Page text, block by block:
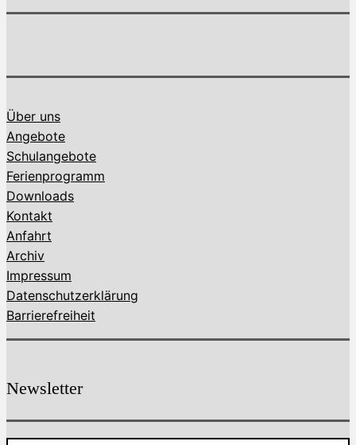
Über uns
Angebote
Schulangebote
Ferienprogramm
Downloads
Kontakt
Anfahrt
Archiv
Impressum
Datenschutzerklärung
Barrierefreiheit
Newsletter